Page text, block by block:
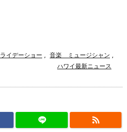
イデーショー , 音楽 ミュージシャン ,
ハワイ最新ニュース